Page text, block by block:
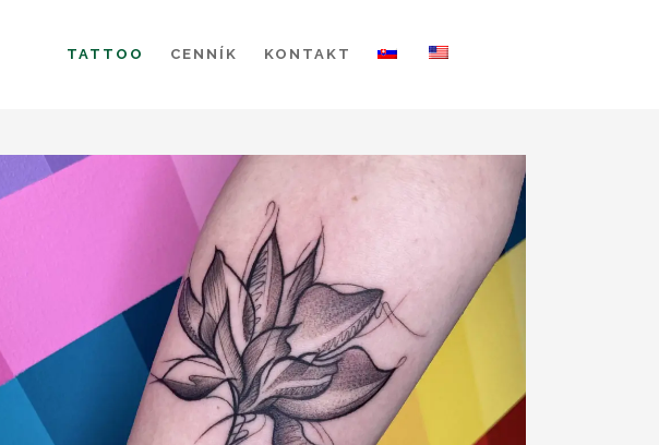
TATTOO CENNÍK KONTAKT